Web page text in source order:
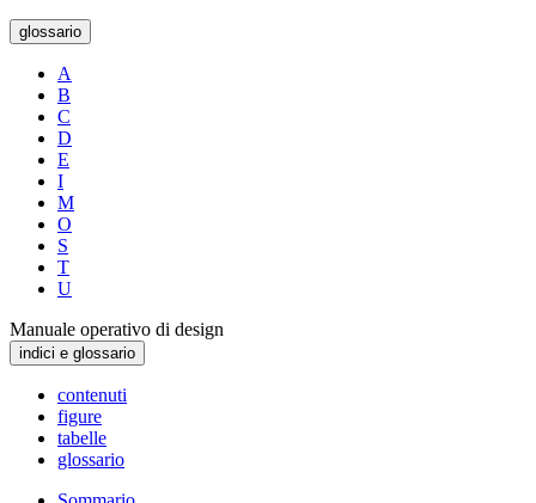
glossario
A
B
C
D
E
I
M
O
S
T
U
Manuale operativo di design
indici e glossario
contenuti
figure
tabelle
glossario